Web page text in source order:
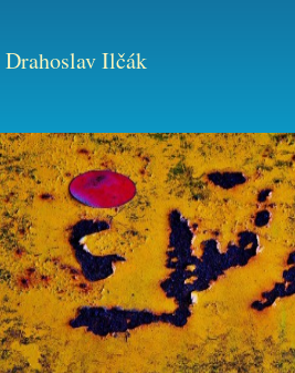
Drahoslav Ilčák